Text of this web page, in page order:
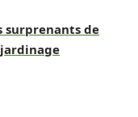
surprenants de